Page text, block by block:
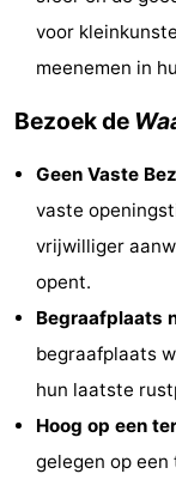
Texel
De
Strandhuys
Residentie
Villapark
Last
Zien
voor
meenemen in
Bezoek de
Geen Vaste
vaste
vrijwilliger
opent.
Begraafplaats
begraafplaats
hun laatste
Hoog op een
gelegen op